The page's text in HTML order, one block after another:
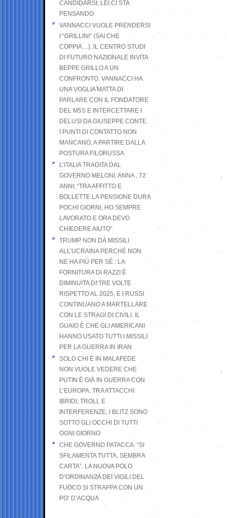
CANDIDARSI: LEI CI STA
PENSANDO
VANNACCI VUOLE PRENDERSI
I “GRILLINI” (SAI CHE
COPPIA…). IL CENTRO STUDI
DI FUTURO NAZIONALE INVITA
BEPPE GRILLO A UN
CONFRONTO. VANNACCI HA
UNA VOGLIA MATTA DI
PARLARE CON IL FONDATORE
DEL M5S E INTERCETTARE I
DELUSI DA GIUSEPPE CONTE.
I PUNTI DI CONTATTO NON
MANCANO, A PARTIRE DALLA
POSTURA FILORUSSA
L’ITALIA TRADITA DAL
GOVERNO MELONI. ANNA , 72
ANNI; “TRA AFFITTO E
BOLLETTE LA PENSIONE DURA
POCHI GIORNI, HO SEMPRE
LAVORATO E ORA DEVO
CHIEDERE AIUTO”
TRUMP NON DÀ MISSILI
ALL’UCRAINA PERCHÉ NON
NE HA PIÙ PER SÉ : LA
FORNITURA DI RAZZI È
DIMINUITA DI TRE VOLTE
RISPETTO AL 2025, E I RUSSI
CONTINUANO A MARTELLARE
CON LE STRAGI DI CIVILI. IL
GUAIO È CHE GLI AMERICANI
HANNO USATO TUTTI I MISSILI
PER LA GUERRA IN IRAN
SOLO CHI È IN MALAFEDE
NON VUOLE VEDERE CHE
PUTIN È GIÀ IN GUERRA CON
L’EUROPA: TRA ATTACCHI
IBRIDI, TROLL E
INTERFERENZE, I BLITZ SONO
SOTTO GLI OCCHI DI TUTTI
OGNI GIORNO
CHE GOVERNO PATACCA. “SI
SFILAMENTA TUTTA, SEMBRA
CARTA”. LA NUOVA POLO
D’ORDINANZA DEI VIGILI DEL
FUOCO SI STRAPPA CON UN
PO’ D’ACQUA